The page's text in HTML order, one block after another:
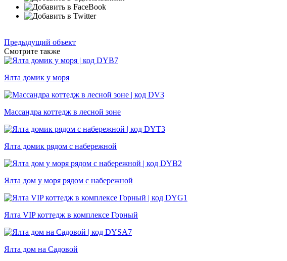
Предыдущий объект
Смотрите также
Ялта домик у моря
Массандра коттедж в лесной зоне
Ялта домик рядом с набережной
Ялта дом у моря рядом с набережной
Ялта VIP коттедж в комплексе Горный
Ялта дом на Садовой